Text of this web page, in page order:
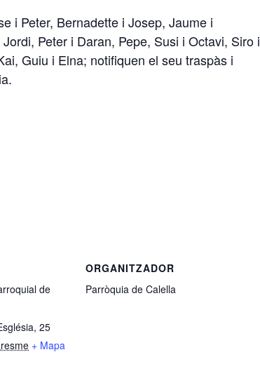
i Peter, Bernadette i Josep, Jaume i
Peter i Daran, Pepe, Susi i Octavi, Siro i
Guiu i Elna; notifiquen el seu traspàs i
de
25
+ Mapa
ORGANITZADOR
Parròquia de Calella